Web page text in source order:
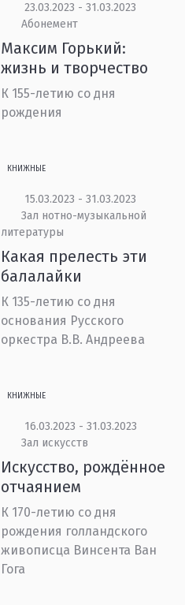
23.03.2023 - 31.03.2023
Абонемент
Максим Горький:
жизнь и творчество
К 155-летию со дня
рождения
КНИЖНЫЕ
15.03.2023 - 31.03.2023
Зал нотно-музыкальной
литературы
Какая прелесть эти
балалайки
К 135-летию со дня
основания Русского
оркестра В.В. Андреева
КНИЖНЫЕ
16.03.2023 - 31.03.2023
Зал искусств
Искусство, рождённое
отчаянием
К 170-летию со дня
рождения голландского
живописца Винсента Ван
Гога